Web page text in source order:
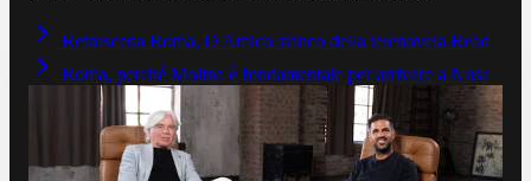
Retroscena Roma, D'Amico stanco della telenovela Read
Roma, perché Molina è fondamentale per arrivare a Nusa